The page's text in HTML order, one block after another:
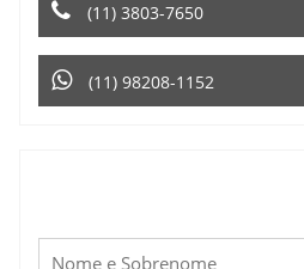
(11) 3803-7650
(11) 98208-1152